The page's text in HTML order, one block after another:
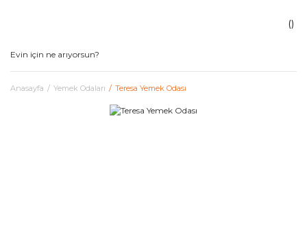
Anasayfa Yemek Odaları Teresa Yemek Odası